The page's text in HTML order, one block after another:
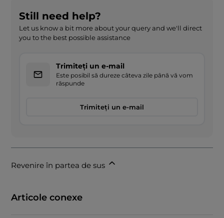
Still need help?
Let us know a bit more about your query and we'll direct
you to the best possible assistance
Trimiteți un e-mail
Este posibil să dureze câteva zile până vă vom
răspunde
Trimiteți un e-mail
Revenire în partea de sus
Articole conexe